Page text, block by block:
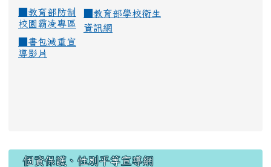
教育部防制
校園霸凌專區
教育部學校衛生
資訊網
書包減重宣
導影片
個資保護、性別平等宣導網